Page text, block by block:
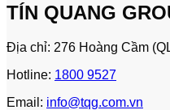
TÍN QUANG
Địa chỉ: 276 Hoàng Cầm
Hotline: 1800 9527
Email: info@tqg.com.vn